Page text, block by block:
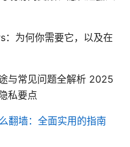
为何你需要它，以及在
与常见问题全解析 2025
私要点
翻墙：全面实用的指南